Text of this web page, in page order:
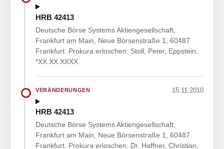
HRB 42413
Deutsche Börse Systems Aktiengesellschaft,
Frankfurt am Main, Neue Börsenstraße 1, 60487
Frankfurt. Prokura erloschen: Stoll, Peter, Eppstein,
*XX.XX.XXXX.
VERÄNDERUNGEN 15.11.2010
HRB 42413
Deutsche Börse Systems Aktiengesellschaft,
Frankfurt am Main, Neue Börsenstraße 1, 60487
Frankfurt. Prokura erloschen: Dr. Haffner, Christian,